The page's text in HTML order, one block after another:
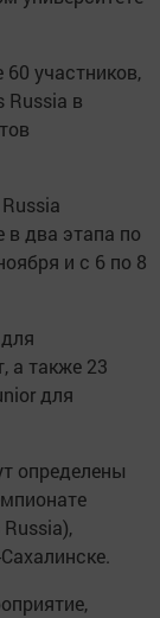
участников,
Russia в
в два этапа по
и с 6 по 8
а также 23
для
определены